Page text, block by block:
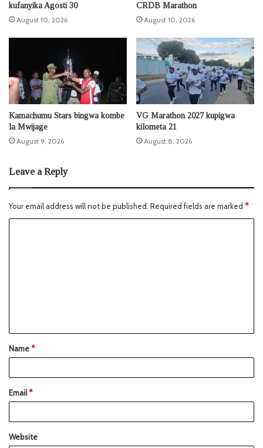
kufanyika Agosti 30
August 10, 2026
CRDB Marathon
August 10, 2026
Kamachumu Stars bingwa kombe
la Mwijage
August 9, 2026
VG Marathon 2027 kupigwa
kilometa 21
August 8, 2026
Leave a Reply
Your email address will not be published. Required fields are marked *
Name*
Email*
Website